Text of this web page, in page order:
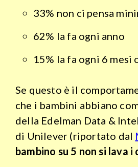
Tecnologia
Psicologia
Relazioni
Sesso
Speciali
How
To
33% non ci pensa
62% la fa ogni anno
15% la fa ogni 6 mesi
Se questo è il
che i bambini abbiano
della Edelman Data &
di Unilever (riportato dal
bambino su 5 non si lava